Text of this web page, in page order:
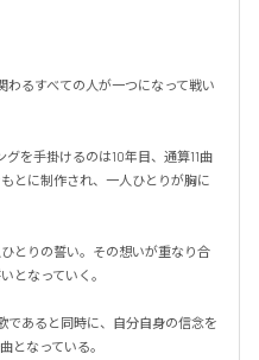
るすべての人が一つになって戦い
を手掛けるのは10年目、通算11曲
とに制作され、一人ひとりが胸に
とりの誓い。その想いが重なり合
となっていく。
であると同時に、自分自身の信念を
となっている。